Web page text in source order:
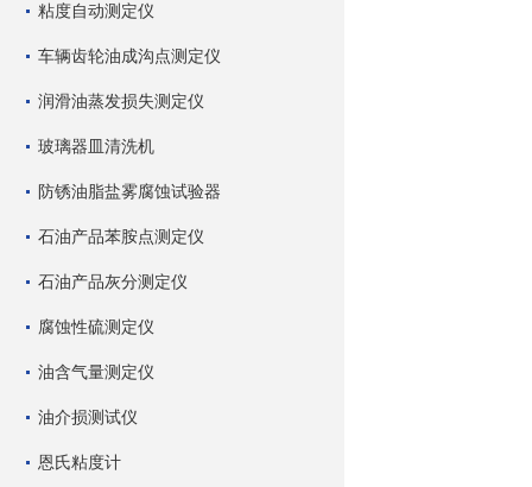
粘度自动测定仪
车辆齿轮油成沟点测定仪
润滑油蒸发损失测定仪
玻璃器皿清洗机
防锈油脂盐雾腐蚀试验器
石油产品苯胺点测定仪
石油产品灰分测定仪
腐蚀性硫测定仪
油含气量测定仪
油介损测试仪
恩氏粘度计